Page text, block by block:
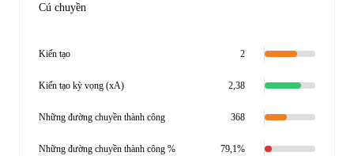
Cú chuyền
Kiến tạo 2
Kiến tạo kỳ vọng (xA) 2,38
Những đường chuyền thành công 368
Những đường chuyền thành công % 79,1%